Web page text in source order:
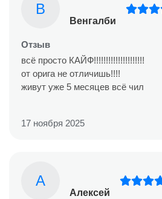
В
Венгалби
Отзыв
всё просто КАЙФ!!!!!!!!!!!!!!!!!!!!!
от орига не отличишь!!!!
живут уже 5 месяцев всё чил
17 ноября 2025
А
Алексей